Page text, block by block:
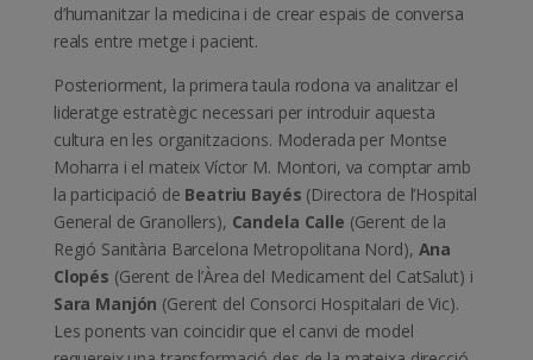
d’humanitzar la medicina i de crear espais de conversa
reals entre metge i pacient.
Posteriorment, la primera taula rodona va analitzar el
lideratge estratègic necessari per introduir aquesta
cultura en les organitzacions. Moderada per Montse
Moharra i el mateix Víctor M. Montori, va comptar amb
la participació de Beatriu Bayés (Directora de l’Hospital
General de Granollers), Candela Calle (Gerent de la
Regió Sanitària Barcelona Metropolitana Nord), Ana
Clopés (Gerent de l’Àrea del Medicament del CatSalut) i
Sara Manjón (Gerent del Consorci Hospitalari de Vic).
Les ponents van coincidir que el canvi de model